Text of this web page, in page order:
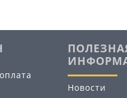
Новости